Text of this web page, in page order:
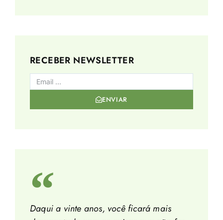
RECEBER NEWSLETTER
ENVIAR
Daqui a vinte anos, você ficará mais